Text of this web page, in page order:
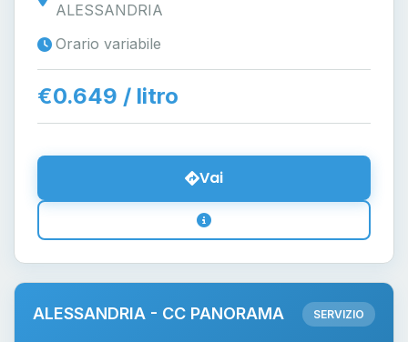
ALESSANDRIA
Orario variabile
€0.649 / litro
Vai
ALESSANDRIA - CC PANORAMA SERVIZIO